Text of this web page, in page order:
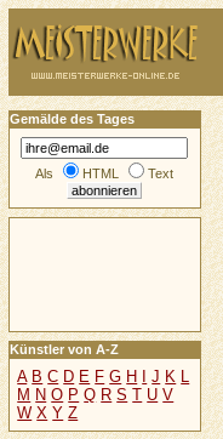
Gemälde des Tages
Als HTML Text
Künstler von A-Z
A B C D E F G H J K L
M N O P Q R S T U V
W X Y Z